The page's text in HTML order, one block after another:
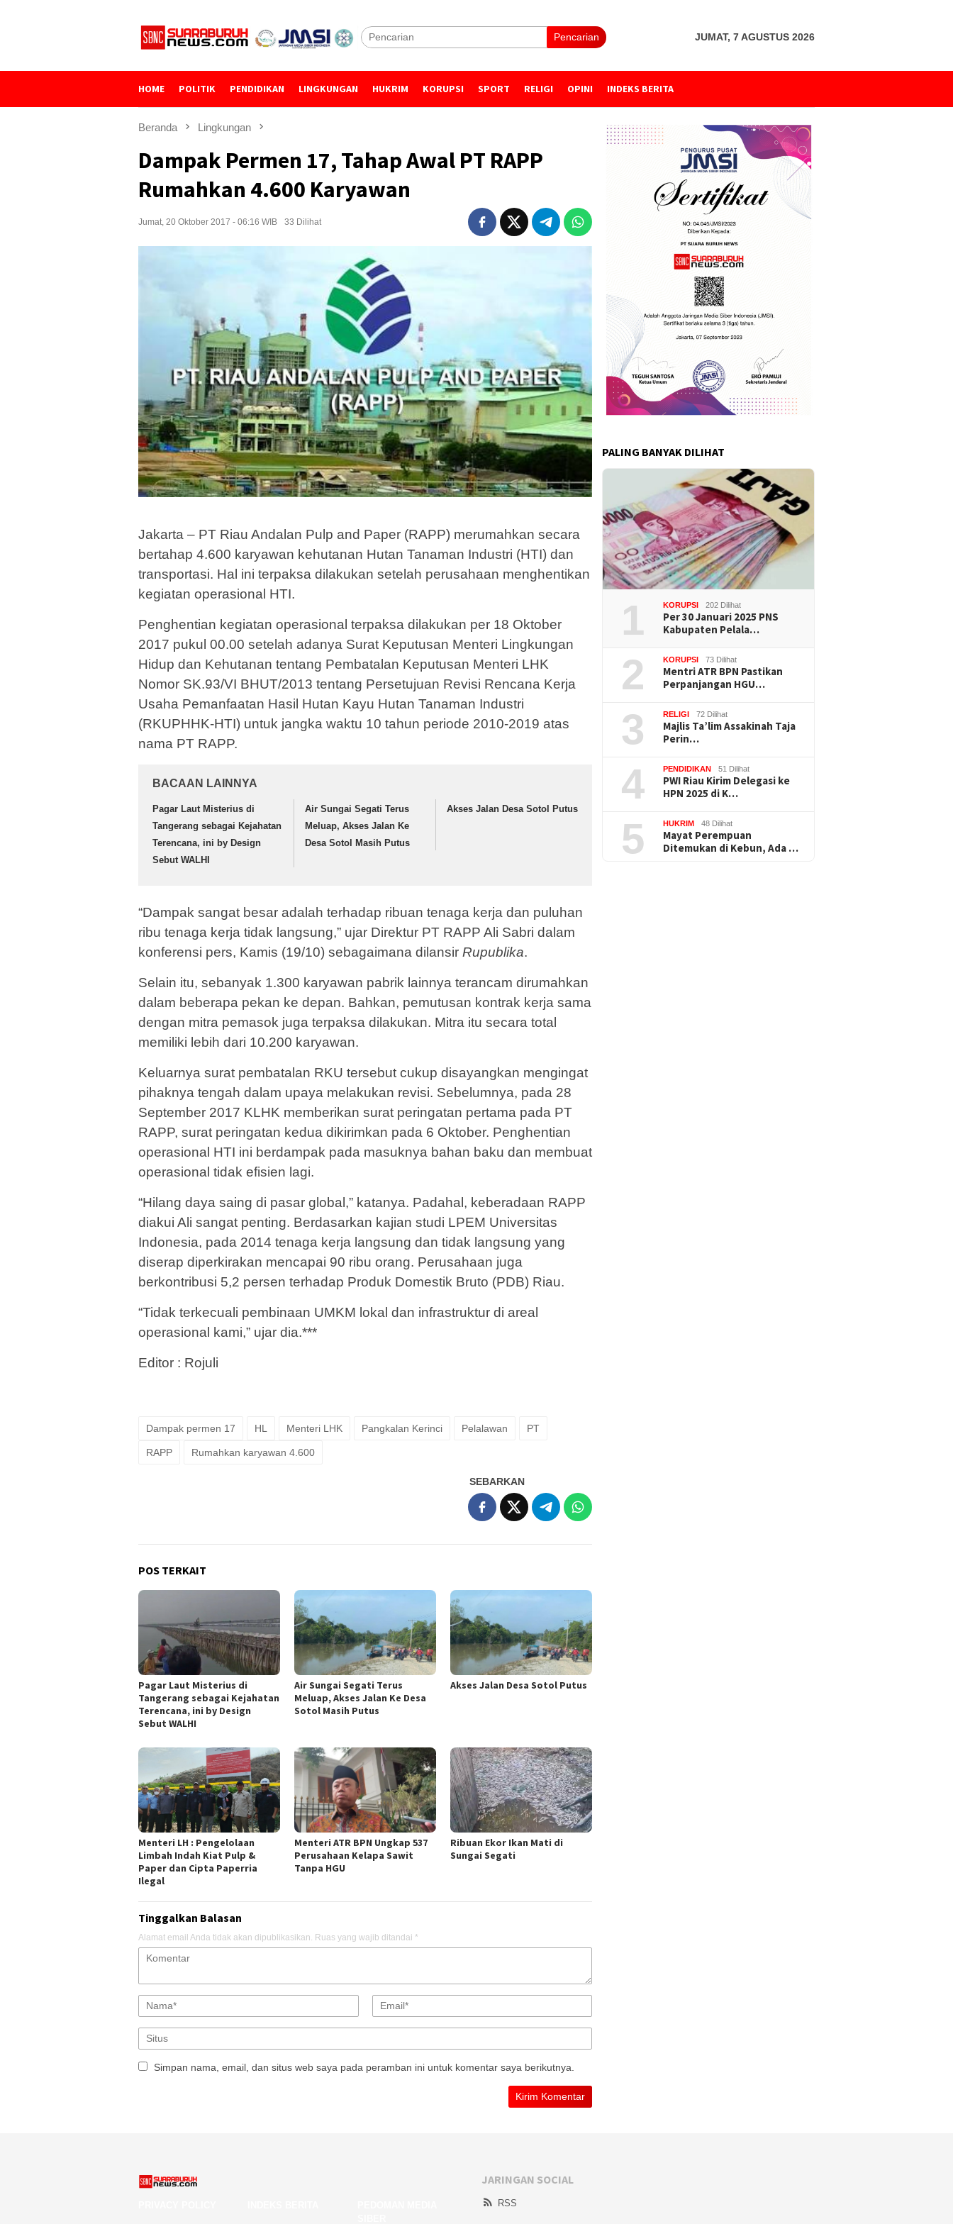
Pencarian JUMAT, 7 AGUSTUS 2026
HOME POLITIK PENDIDIKAN LINGKUNGAN HUKRIM KORUPSI SPORT RELIGI OPINI INDEKS BERITA
Beranda Lingkungan
Dampak Permen 17, Tahap Awal PT RAPP
Rumahkan 4.600 Karyawan
Jumat, 20 Oktober 2017 - 06:16 WIB 33 Dilihat
Jakarta – PT Riau Andalan Pulp and Paper (RAPP) merumahkan secara
bertahap 4.600 karyawan kehutanan Hutan Tanaman Industri (HTI) dan
transportasi. Hal ini terpaksa dilakukan setelah perusahaan menghentikan
kegiatan operasional HTI.
Penghentian kegiatan operasional terpaksa dilakukan per 18 Oktober
2017 pukul 00.00 setelah adanya Surat Keputusan Menteri Lingkungan
Hidup dan Kehutanan tentang Pembatalan Keputusan Menteri LHK
Nomor SK.93/VI BHUT/2013 tentang Persetujuan Revisi Rencana Kerja
Usaha Pemanfaatan Hasil Hutan Kayu Hutan Tanaman Industri
(RKUPHHK-HTI) untuk jangka waktu 10 tahun periode 2010-2019 atas
nama PT RAPP.
BACAAN LAINNYA
Pagar Laut Misterius di
Tangerang sebagai Kejahatan
Terencana, ini by Design
Sebut WALHI
Air Sungai Segati Terus
Meluap, Akses Jalan Ke
Desa Sotol Masih Putus
Akses Jalan Desa Sotol Putus
“Dampak sangat besar adalah terhadap ribuan tenaga kerja dan puluhan
ribu tenaga kerja tidak langsung,” ujar Direktur PT RAPP Ali Sabri dalam
konferensi pers, Kamis (19/10) sebagaimana dilansir Rupublika.
Selain itu, sebanyak 1.300 karyawan pabrik lainnya terancam dirumahkan
dalam beberapa pekan ke depan. Bahkan, pemutusan kontrak kerja sama
dengan mitra pemasok juga terpaksa dilakukan. Mitra itu secara total
memiliki lebih dari 10.200 karyawan.
Keluarnya surat pembatalan RKU tersebut cukup disayangkan mengingat
pihaknya tengah dalam upaya melakukan revisi. Sebelumnya, pada 28
September 2017 KLHK memberikan surat peringatan pertama pada PT
RAPP, surat peringatan kedua dikirimkan pada 6 Oktober. Penghentian
operasional HTI ini berdampak pada masuknya bahan baku dan membuat
operasional tidak efisien lagi.
“Hilang daya saing di pasar global,” katanya. Padahal, keberadaan RAPP
diakui Ali sangat penting. Berdasarkan kajian studi LPEM Universitas
Indonesia, pada 2014 tenaga kerja langsung dan tidak langsung yang
diserap diperkirakan mencapai 90 ribu orang. Perusahaan juga
berkontribusi 5,2 persen terhadap Produk Domestik Bruto (PDB) Riau.
“Tidak terkecuali pembinaan UMKM lokal dan infrastruktur di areal
operasional kami,” ujar dia.***
Editor : Rojuli
Dampak permen 17 HL Menteri LHK Pangkalan Kerinci Pelalawan PT
RAPP Rumahkan karyawan 4.600
SEBARKAN
POS TERKAIT
Pagar Laut Misterius di
Tangerang sebagai Kejahatan
Terencana, ini by Design
Sebut WALHI
Air Sungai Segati Terus
Meluap, Akses Jalan Ke Desa
Sotol Masih Putus
Akses Jalan Desa Sotol Putus
Menteri LH : Pengelolaan
Limbah Indah Kiat Pulp &
Paper dan Cipta Paperria
Ilegal
Menteri ATR BPN Ungkap 537
Perusahaan Kelapa Sawit
Tanpa HGU
Ribuan Ekor Ikan Mati di
Sungai Segati
Tinggalkan Balasan
Alamat email Anda tidak akan dipublikasikan. Ruas yang wajib ditandai *
Simpan nama, email, dan situs web saya pada peramban ini untuk komentar saya berikutnya.
PALING BANYAK DILIHAT
1 KORUPSI 202 Dilihat
Per 30 Januari 2025 PNS
Kabupaten Pelala…
2 KORUPSI 73 Dilihat
Mentri ATR BPN Pastikan
Perpanjangan HGU…
3 RELIGI 72 Dilihat
Majlis Ta’lim Assakinah Taja
Perin…
4 PENDIDIKAN 51 Dilihat
PWI Riau Kirim Delegasi ke
HPN 2025 di K…
5 HUKRIM 48 Dilihat
Mayat Perempuan
Ditemukan di Kebun, Ada …
JARINGAN SOCIAL
RSS